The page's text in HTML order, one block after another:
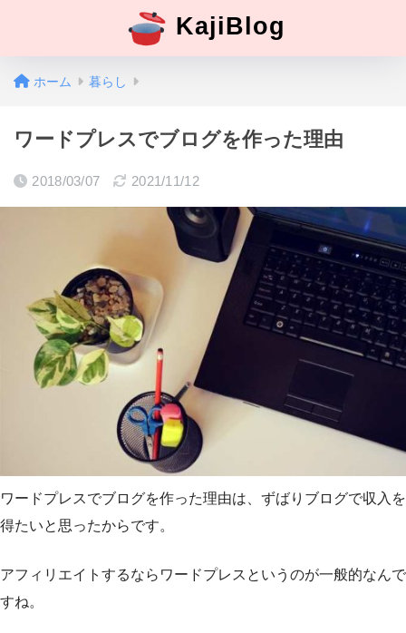
KajiBlog
ホーム 暮らし
ワードプレスでブログを作った理由
2018/03/07 2021/11/12
ワードプレスでブログを作った理由は、ずばりブログで収入を
得たいと思ったからです。
アフィリエイトするならワードプレスというのが一般的なんで
すね。